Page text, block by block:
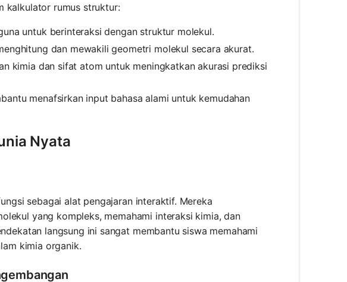
kalkulator rumus struktur:
untuk berinteraksi dengan struktur molekul.
dan mewakili geometri molekul secara akurat.
kimia dan sifat atom untuk meningkatkan akurasi prediksi
menafsirkan input bahasa alami untuk kemudahan
Nyata
sebagai alat pengajaran interaktif. Mereka
yang kompleks, memahami interaksi kimia, dan
langsung ini sangat membantu siswa memahami
kimia organik.